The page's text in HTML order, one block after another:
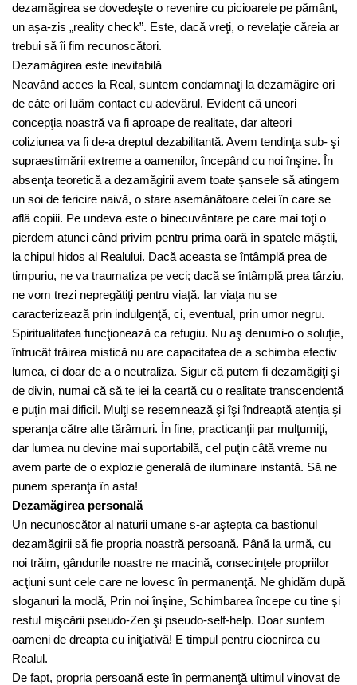
dezamăgirea se dovedeşte o revenire cu picioarele pe pământ,
un aşa-zis „reality check”. Este, dacă vreţi, o revelaţie căreia ar
trebui să îi fim recunoscători.
Dezamăgirea este inevitabilă
Neavând acces la Real, suntem condamnaţi la dezamăgire ori
de câte ori luăm contact cu adevărul. Evident că uneori
concepţia noastră va fi aproape de realitate, dar alteori
coliziunea va fi de-a dreptul dezabilitantă. Avem tendinţa sub- şi
supraestimării extreme a oamenilor, începând cu noi înşine. În
absenţa teoretică a dezamăgirii avem toate şansele să atingem
un soi de fericire naivă, o stare asemănătoare celei în care se
află copiii. Pe undeva este o binecuvântare pe care mai toţi o
pierdem atunci când privim pentru prima oară în spatele măştii,
la chipul hidos al Realului. Dacă aceasta se întâmplă prea de
timpuriu, ne va traumatiza pe veci; dacă se întâmplă prea târziu,
ne vom trezi nepregătiţi pentru viaţă. Iar viaţa nu se
caracterizează prin indulgenţă, ci, eventual, prin umor negru.
Spiritualitatea funcţionează ca refugiu. Nu aş denumi-o o soluţie,
întrucât trăirea mistică nu are capacitatea de a schimba efectiv
lumea, ci doar de a o neutraliza. Sigur că putem fi dezamăgiţi şi
de divin, numai că să te iei la ceartă cu o realitate transcendentă
e puţin mai dificil. Mulţi se resemnează şi îşi îndreaptă atenţia şi
speranţa către alte tărâmuri. În fine, practicanţii par mulţumiţi,
dar lumea nu devine mai suportabilă, cel puţin câtă vreme nu
avem parte de o explozie generală de iluminare instantă. Să ne
punem speranţa în asta!
Dezamăgirea personală
Un necunoscător al naturii umane s-ar aştepta ca bastionul
dezamăgirii să fie propria noastră persoană. Până la urmă, cu
noi trăim, gândurile noastre ne macină, consecinţele propriilor
acţiuni sunt cele care ne lovesc în permanenţă. Ne ghidăm după
sloganuri la modă, Prin noi înşine, Schimbarea începe cu tine şi
restul mişcării pseudo-Zen şi pseudo-self-help. Doar suntem
oameni de dreapta cu iniţiativă! E timpul pentru ciocnirea cu
Realul.
De fapt, propria persoană este în permanenţă ultimul vinovat de